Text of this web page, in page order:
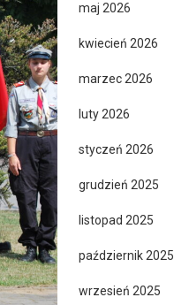
maj 2026
kwiecień 2026
marzec 2026
luty 2026
styczeń 2026
grudzień 2025
listopad 2025
październik 2025
wrzesień 2025